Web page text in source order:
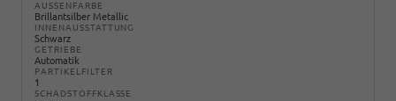
AUSSENFARBE
Brillantsilber Metallic
INNENAUSSTATTUNG
Schwarz
GETRIEBE
Automatik
PARTIKELFILTER
1
SCHADSTOFFKLASSE